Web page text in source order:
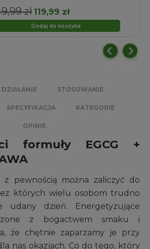
zł Pierwotna
cena
119,99 złAktualna
cena
Dodaj do koszyka
DZIAŁANIE STOSOWANIE
SPECYFIKACJA KATEGORIE
OPINIE
formuły EGCG +
z pewnością można zaliczyć do
których wielu osobom trudno
udany dzień. Energetyzujące
z bogactwem smaku i
że chętnie zaparzamy je przy
nas okazjach. Co do tego, który